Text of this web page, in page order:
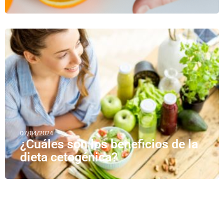
07/04/2024
¿Cuáles son los beneficios de la
dieta cetogénica?